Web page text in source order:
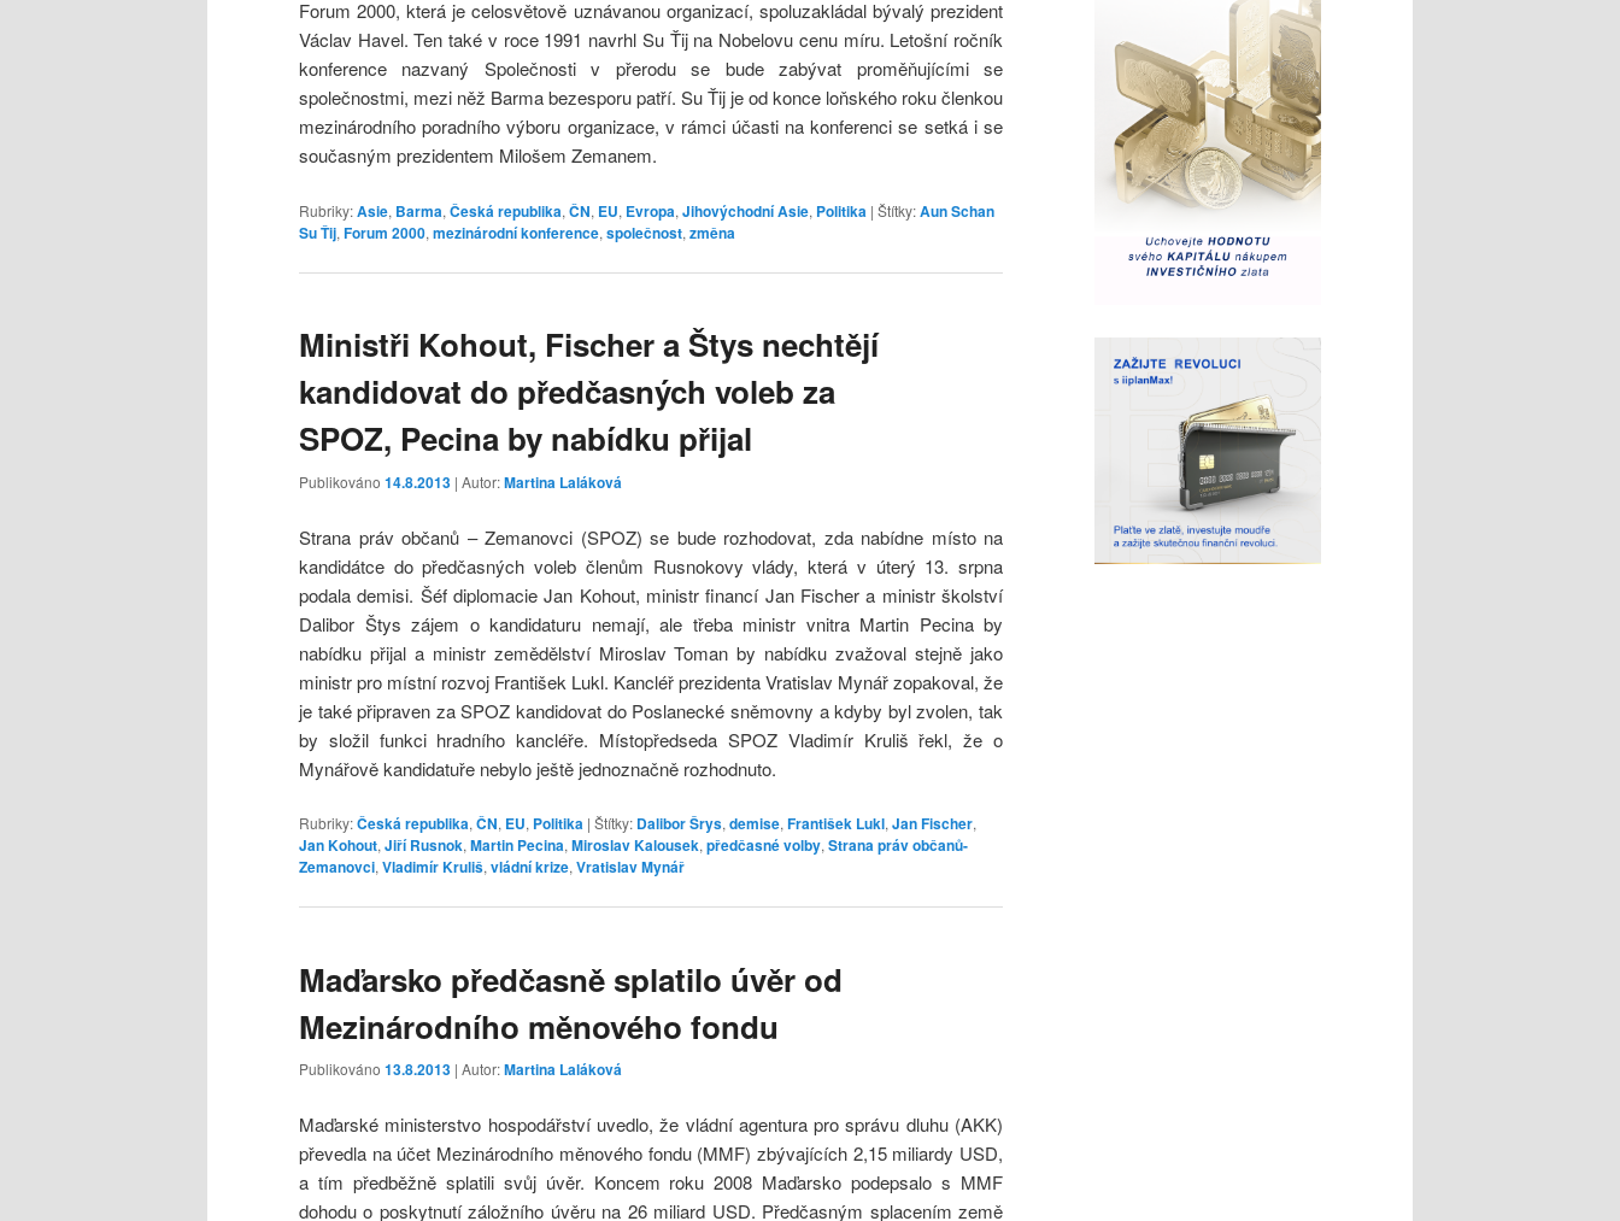
Forum 2000, která je celosvětově uznávanou organizací, spoluzakládal bývalý prezident
Václav Havel. Ten také v roce 1991 navrhl Su Ťij na Nobelovu cenu míru. Letošní ročník
konference nazvaný Společnosti v přerodu se bude zabývat proměňujícími se
společnostmi, mezi něž Barma bezesporu patří. Su Ťij je od konce loňského roku členkou
mezinárodního poradního výboru organizace, v rámci účasti na konferenci se setká i se
současným prezidentem Milošem Zemanem.
Rubriky:Asie, Barma, Česká republika, ČN, EU, Evropa, Jihovýchodní Asie, Politika | Štítky:Aun Schan
Su Ťij, Forum 2000, mezinárodní konference, společnost, změna
Ministři Kohout, Fischer a Štys nechtějí
kandidovat do předčasných voleb za
SPOZ, Pecina by nabídku přijal
Publikováno 14.8.2013 | Autor:Martina Laláková
Strana práv občanů – Zemanovci (SPOZ) se bude rozhodovat, zda nabídne místo na
kandidátce do předčasných voleb členům Rusnokovy vlády, která v úterý 13. srpna
podala demisi. Šéf diplomacie Jan Kohout, ministr financí Jan Fischer a ministr školství
Dalibor Štys zájem o kandidaturu nemají, ale třeba ministr vnitra Martin Pecina by
nabídku přijal a ministr zemědělství Miroslav Toman by nabídku zvažoval stejně jako
ministr pro místní rozvoj František Lukl. Kancléř prezidenta Vratislav Mynář zopakoval, že
je také připraven za SPOZ kandidovat do Poslanecké sněmovny a kdyby byl zvolen, tak
by složil funkci hradního kancléře. Místopředseda SPOZ Vladimír Kruliš řekl, že o
Mynářově kandidatuře nebylo ještě jednoznačně rozhodnuto.
Rubriky:Česká republika, ČN, EU, Politika | Štítky: Dalibor Šrys, demise, František Lukl, Jan Fischer,
Jan Kohout, Jiří Rusnok, Martin Pecina, Miroslav Kalousek, předčasné volby, Strana práv občanů-
Zemanovci, Vladimír Kruliš, vládní krize, Vratislav Mynář
Maďarsko předčasně splatilo úvěr od
Mezinárodního měnového fondu
Publikováno 13.8.2013 | Autor:Martina Laláková
Maďarské ministerstvo hospodářství uvedlo, že vládní agentura pro správu dluhu (AKK)
převedla na účet Mezinárodního měnového fondu (MMF) zbývajících 2,15 miliardy USD,
a tím předběžně splatili svůj úvěr. Koncem roku 2008 Maďarsko podepsalo s MMF
dohodu o poskytnutí záložního úvěru na 26 miliard USD. Předčasným splacením země